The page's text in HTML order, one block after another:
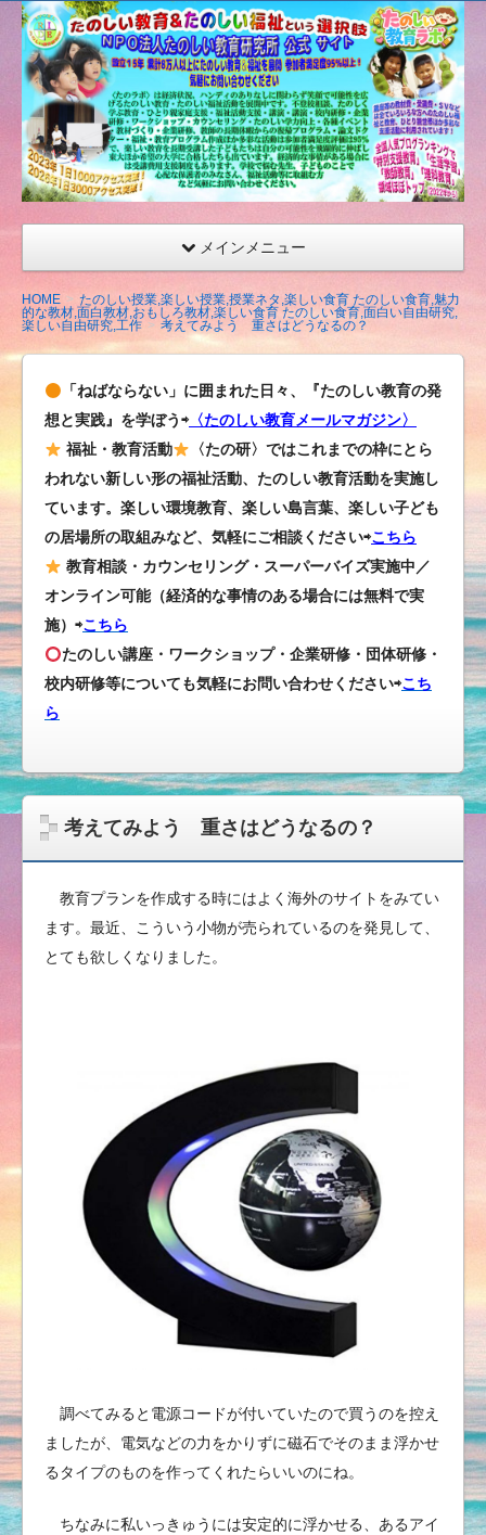
たの
しい
教育
研究
所
（沖
縄）
公式
ト
メインメニュー
HOME
たのしい授業,楽しい授業,授業ネタ,楽しい食育 たのしい食育,魅力
的な教材,面白教材,おもしろ教材,楽しい食育 たのしい食育,面白い自由研究,
楽しい自由研究,工作
考えてみよう 重さはどうなるの？
「ねばならない」に囲まれた日々、『たのしい教育の発
想と実践』を学ぼう⇨ 〈たのしい教育メールマガジン〉
福祉・教育活動
〈たの研〉ではこれまでの枠にとら
われない新しい形の福祉活動、たのしい教育活動を実施し
ています。楽しい環境教育、楽しい島言葉、楽しい子ども
の居場所の取組みなど、気軽にご相談ください⇨こちら
教育相談・カウンセリング・スーパーバイズ実施中／
オンライン可能（経済的な事情のある場合には無料で実
施）⇨こちら
たのしい講座・ワークショップ・企業研修・団体研修・
校内研修等についても気軽にお問い合わせください⇨こち
ら
考えてみよう 重さはどうなるの？
教育プランを作成する時にはよく海外のサイトをみてい
ます。最近、こういう小物が売られているのを発見して、
とても欲しくなりました。
調べてみると電源コードが付いていたので買うのを控え
ましたが、電気などの力をかりずに磁石でそのまま浮かせ
るタイプのものを作ってくれたらいいのにね。
ちなみに私いっきゅうには安定的に浮かせる、あるアイ